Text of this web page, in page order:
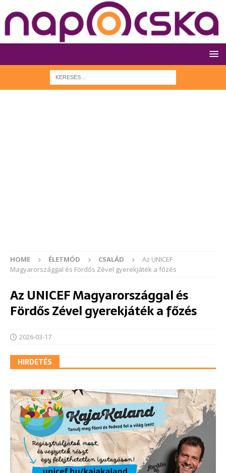
HOME ÉLETMÓD CSALÁD
Az UNICEF
Magyarországgal és Fördős Zével gyerekjáték a főzés
Az UNICEF Magyarországgal és
Fördős Zével gyerekjáték a főzés
2026-03-17
HIRDETÉS